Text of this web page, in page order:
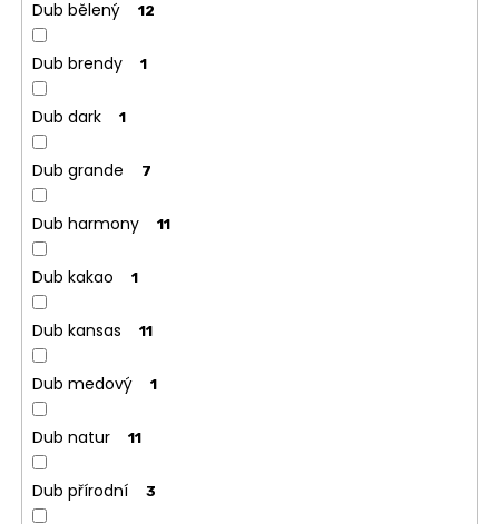
Dub bělený 12
Dub brendy 1
Dub dark 1
Dub grande 7
Dub harmony 11
Dub kakao 1
Dub kansas 11
Dub medový 1
Dub natur 11
Dub přírodní 3